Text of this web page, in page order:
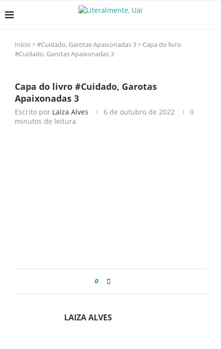
Início >#Cuidado, Garotas Apaixonadas 3> Capa do livro
#Cuidado, Garotas Apaixonadas 3
Capa do livro #Cuidado, Garotas
Apaixonadas 3
Escrito por Laiza Alves 6 de outubro de 2022
0
minutos de leitura
0
LAIZA ALVES